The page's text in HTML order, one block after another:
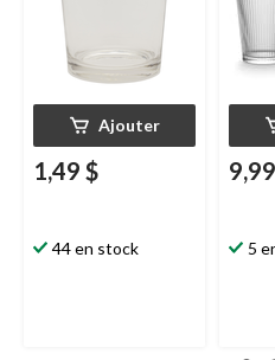
Ajouter
1,49 $
44 en stock 5